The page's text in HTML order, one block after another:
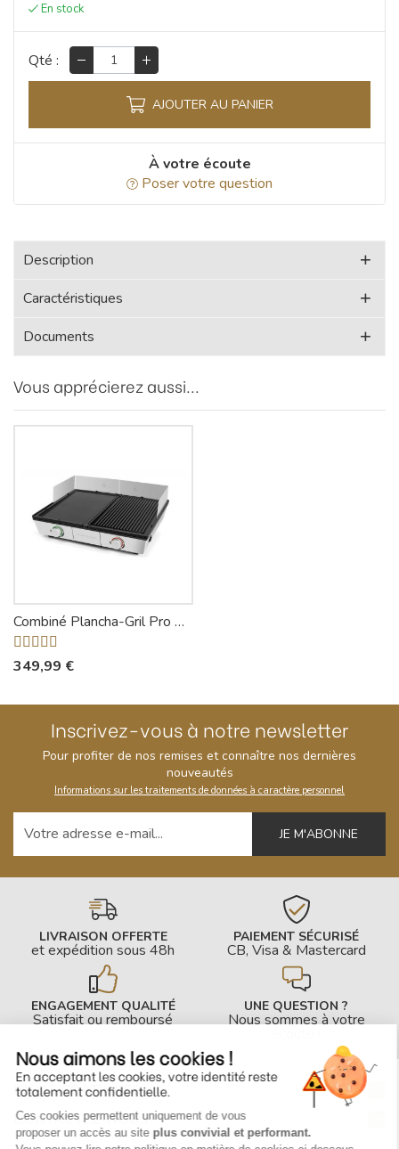
Qté :
AJOUTER AU PANIER
À votre écoute
Poser votre question
Description
Caractéristiques
Documents
Vous apprécierez aussi...
Combiné Plancha-Gril Pro QPL800 - Riviera-et-Bar
349,99 €
Inscrivez-vous à notre newsletter
Pour profiter de nos remises et connaître nos dernières
nouveautés
Informations sur les traitements de données à caractère personnel
LIVRAISON OFFERTE
et expédition sous 48h
PAIEMENT SÉCURISÉ
CB, Visa & Mastercard
ENGAGEMENT QUALITÉ
Satisfait ou remboursé
UNE QUESTION ?
Nous sommes à votre
INFOS PRATIQUES
CONTACTEZ-NOUS
Nous aimons les cookies !
En acceptant les cookies, votre identité reste
totalement confidentielle.
Ces cookies permettent uniquement de vous
proposer un accès au siteplus convivial et performant.